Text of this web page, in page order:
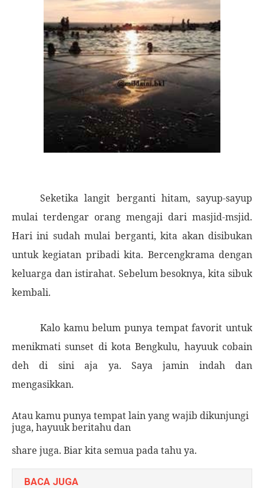
Seketika langit berganti hitam, sayup-sayup
mulai terdengar orang mengaji dari masjid-msjid.
Hari ini sudah mulai berganti, kita akan disibukan
untuk kegiatan pribadi kita. Bercengkrama dengan
keluarga dan istirahat. Sebelum besoknya, kita sibuk
kembali.
Kalo kamu belum punya tempat favorit untuk
menikmati sunset di kota Bengkulu, hayuuk cobain
deh di sini aja ya. Saya jamin indah dan
mengasikkan.
Atau kamu punya tempat lain yang wajib dikunjungi
juga, hayuuk beritahu dan
share juga. Biar kita semua pada tahu ya.
BACA JUGA